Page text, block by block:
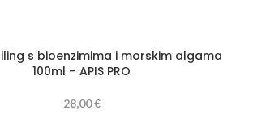
s bioenzimima i morskim algama
100ml – APIS PRO
28,00€